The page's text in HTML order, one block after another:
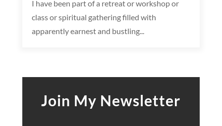
I have been part of a retreat or workshop or
class or spiritual gathering filled with
apparently earnest and bustling...
Join My Newsletter